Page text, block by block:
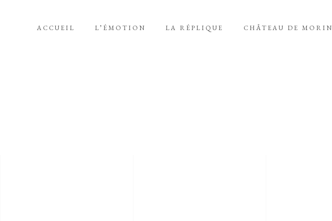
ACCUEIL L’ÉMOTION LA RÉPLIQUE CHÂTEAU DE MORIN